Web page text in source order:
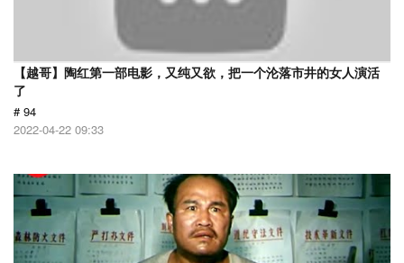
【越哥】陶红第一部电影，又纯又欲，把一个沦落市井的女人演活
了
# 94
2022-04-22 09:33